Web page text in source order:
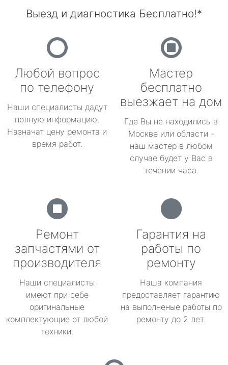
Выезд и диагностика Бесплатно!*
Любой вопрос
по телефону
Наши специалисты дадут
полную информацию.
Назначат цену ремонта и
время работ.
Мастер
бесплатно
выезжает на дом
Где Вы не находились в
Москве или области -
наш мастер в любом
случае будет у Вас в
течении часа.
Ремонт
запчастями от
производителя
Наши специалисты
имеют при себе
оригинальные
комплектующие от любой
техники.
Гарантия на
работы по
ремонту
Наша компания
предоставляет гарантию
на выполненые работы по
ремонту до 2 лет.